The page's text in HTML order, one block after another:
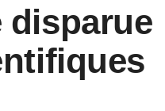
disparue